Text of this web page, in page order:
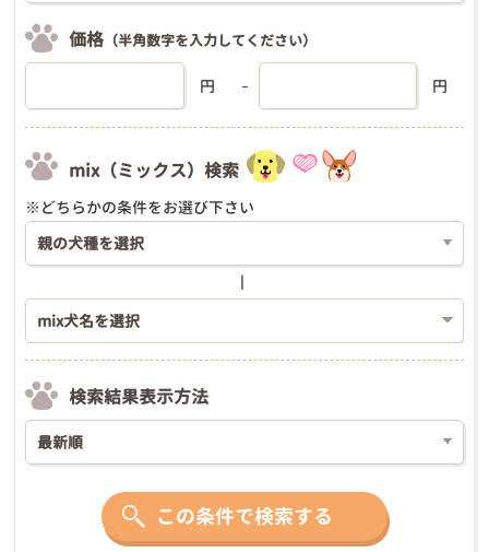
価格 （半角数字を入力してください）
円 円
mix（ミックス）検索
※どちらかの条件をお選び下さい
検索結果表示方法
この条件で検索する